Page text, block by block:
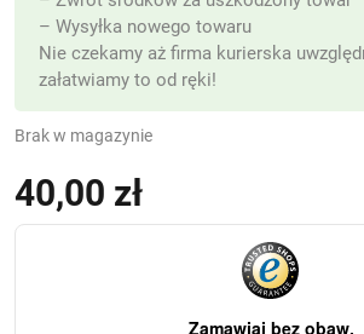
40,00 zł
Brak w magazynie
– Wysyłka nowego towaru
Nie czekamy aż firma kurierska
załatwiamy to od ręki!